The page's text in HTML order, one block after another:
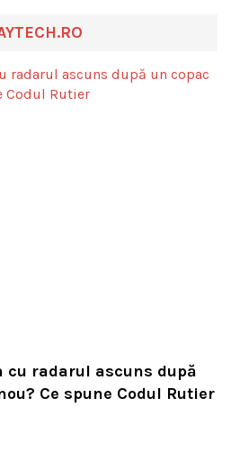
cu radarul ascuns după
Ce spune Codul Rutier